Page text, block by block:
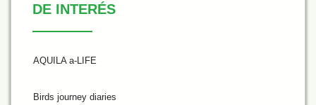
DE INTERÉS
AQUILA a-LIFE
Birds journey diaries